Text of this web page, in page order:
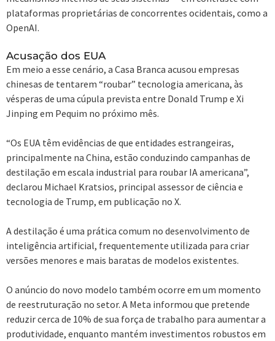
plataformas proprietárias de concorrentes ocidentais, como a
OpenAI.
Acusação dos EUA
Em meio a esse cenário, a Casa Branca acusou empresas
chinesas de tentarem “roubar” tecnologia americana, às
vésperas de uma cúpula prevista entre Donald Trump e Xi
Jinping em Pequim no próximo mês.
“Os EUA têm evidências de que entidades estrangeiras,
principalmente na China, estão conduzindo campanhas de
destilação em escala industrial para roubar IA americana”,
declarou Michael Kratsios, principal assessor de ciência e
tecnologia de Trump, em publicação no X.
A destilação é uma prática comum no desenvolvimento de
inteligência artificial, frequentemente utilizada para criar
versões menores e mais baratas de modelos existentes.
O anúncio do novo modelo também ocorre em um momento
de reestruturação no setor. A Meta informou que pretende
reduzir cerca de 10% de sua força de trabalho para aumentar a
produtividade, enquanto mantém investimentos robustos em